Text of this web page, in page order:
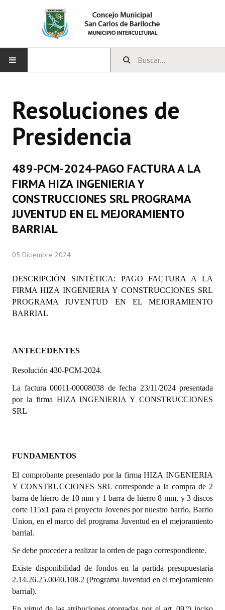
CONCEJO
Bloques Políticos
Comisiones Permanentes
Comisiones Especiales
Concejales Mandato Cumplido
Programas
LEGISLACIÓN
Constitución Nacional
Constitución Provincial
Organigrama
DOCUMENTOS
Dictámenes Asesoría Letrada
Actas de Sesión
Informes de Unidad Coordinadora
Ejecución Presupuestaria
Actas de Audiencias Públicas
NORMATIVA
Resoluciones de
Presidencia
489-PCM-2024-PAGO FACTURA A LA
FIRMA HIZA INGENIERIA Y
CONSTRUCCIONES SRL PROGRAMA
JUVENTUD EN EL MEJORAMIENTO
BARRIAL
05 Diciembre 2024
DESCRIPCIÓN SINTÉTICA: PAGO FACTURA A LA
FIRMA HIZA INGENIERIA Y CONSTRUCCIONES SRL
PROGRAMA JUVENTUD EN EL MEJORAMIENTO
BARRIAL
ANTECEDENTES
Resolución 430-PCM-2024.
La factura 00011-00008038 de fecha 23/11/2024 presentada
por la firma HIZA INGENIERIA Y CONSTRUCCIONES
SRL
FUNDAMENTOS
El comprobante presentado por la firma HIZA INGENIERIA
Y CONSTRUCCIONES SRL corresponde a la compra de 2
barra de hierro de 10 mm y 1 barra de hierro 8 mm, y 3 discos
corte 115x1 para el proyecto Jovenes por nuestro barrio, Barrio
Union, en el marco del programa Juventud en el mejoramiento
barrial.
Se debe proceder a realizar la orden de pago correspondiente.
Existe disponibilidad de fondos en la partida presupuestaria
2.14.26.25.0040.108.2 (Programa Juventud en el mejoramiento
barrial).